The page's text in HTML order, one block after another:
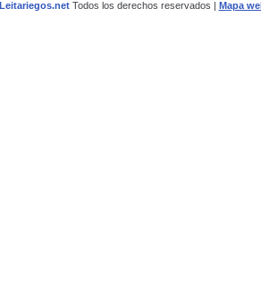
Leitariegos.netTodos los derechos reservados | Mapa